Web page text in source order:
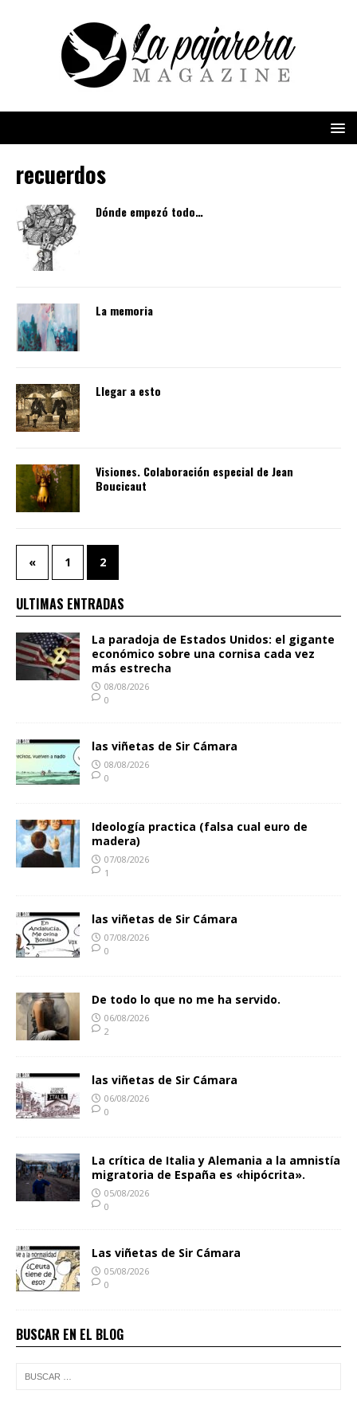
recuerdos
Dónde empezó todo…
La memoria
Llegar a esto
Visiones. Colaboración especial de Jean
Boucicaut
« 1 2
ULTIMAS ENTRADAS
La paradoja de Estados Unidos: el gigante
económico sobre una cornisa cada vez
más estrecha
08/08/2026
0
las viñetas de Sir Cámara
08/08/2026
0
Ideología practica (falsa cual euro de
madera)
07/08/2026
1
las viñetas de Sir Cámara
07/08/2026
0
De todo lo que no me ha servido.
06/08/2026
2
las viñetas de Sir Cámara
06/08/2026
0
La crítica de Italia y Alemania a la amnistía
migratoria de España es «hipócrita».
05/08/2026
0
Las viñetas de Sir Cámara
05/08/2026
0
BUSCAR EN EL BLOG